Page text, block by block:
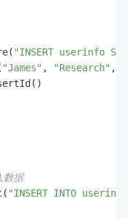
"INSERT userinfo SET
"James" , "Research" ,
数据
"INSERT INTO userinfo